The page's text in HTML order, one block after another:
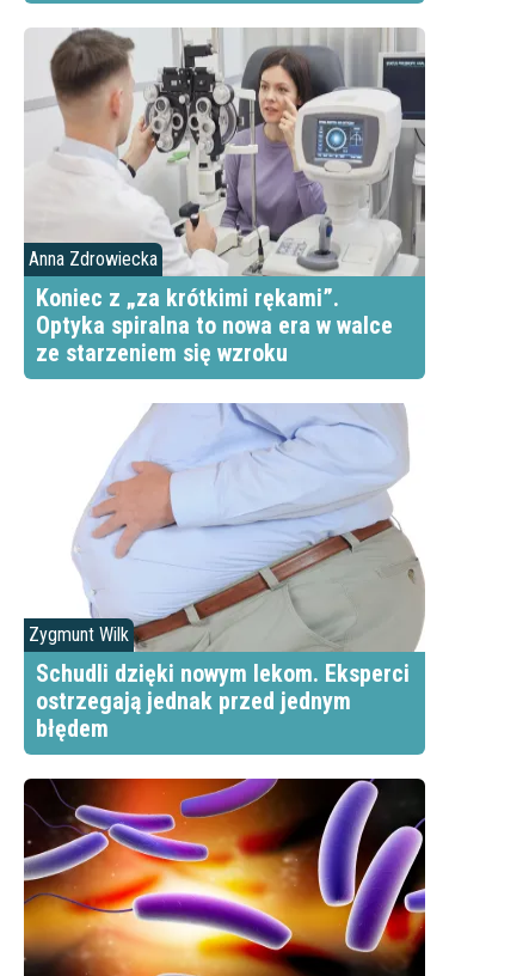
Anna Zdrowiecka
Koniec z „za krótkimi rękami”.
Optyka spiralna to nowa era w walce
ze starzeniem się wzroku
Zygmunt Wilk
Schudli dzięki nowym lekom. Eksperci
ostrzegają jednak przed jednym
błędem